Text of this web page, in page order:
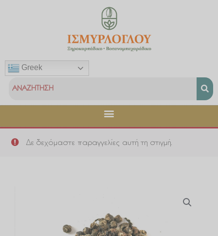
Greek
Δε δεχόμαστε παραγγελίες αυτή τη στιγμή.